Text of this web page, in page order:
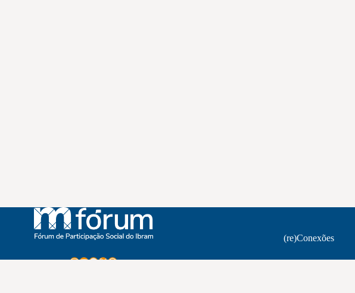
Instagram
Youtube
Facebook
X WhatsApp
(re)Conexões